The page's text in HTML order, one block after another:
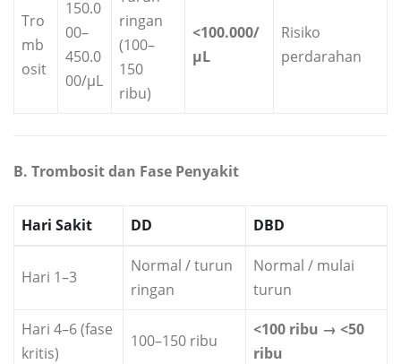
Tro
mb
osit
150.0
00–
450.0
00/µL
ringan
(100–
150
ribu)
<100.000/
µL
Risiko
perdarahan
B. Trombosit dan Fase Penyakit
Hari Sakit DD DBD
Hari 1–3
Normal / turun
ringan
Normal / mulai
turun
Hari 4–6 (fase
kritis)
100–150 ribu
<100 ribu → <50
ribu